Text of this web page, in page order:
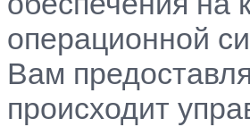
операционной
Вам
происходит